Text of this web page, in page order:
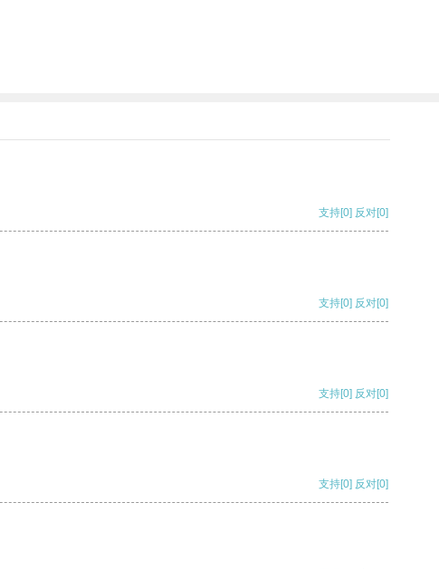
支持[0] 反对[0]
支持[0] 反对[0]
支持[0] 反对[0]
支持[0] 反对[0]